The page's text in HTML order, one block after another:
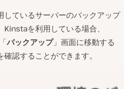
しているサーバーのバックアップ
を利用している場合、
バックアップ」画面に移動する
認することができます。